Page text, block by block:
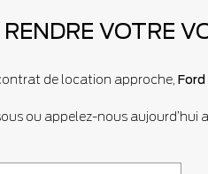
VOTRE
de location approche, Ford
ou appelez-nous aujourd’hui